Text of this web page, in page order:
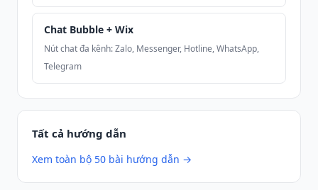
Chat Bubble + Wix
Nút chat đa kênh: Zalo, Messenger, Hotline, WhatsApp,
Telegram
Tất cả hướng dẫn
Xem toàn bộ 50 bài hướng dẫn →